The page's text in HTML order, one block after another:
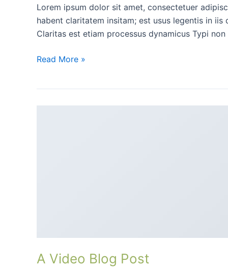
Lorem ipsum dolor sit amet, consectetuer
habent claritatem insitam; est usus legentis in
Claritas est etiam processus dynamicus Typi
Read More »
A Video Blog Post